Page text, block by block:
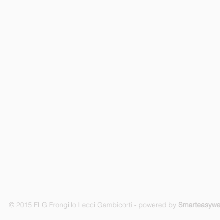
© 2015 FLG Frongillo Lecci Gambicorti - powered by